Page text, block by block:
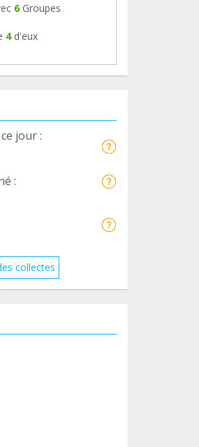
6Groupes
4 d'eux
jour :
:
collectes